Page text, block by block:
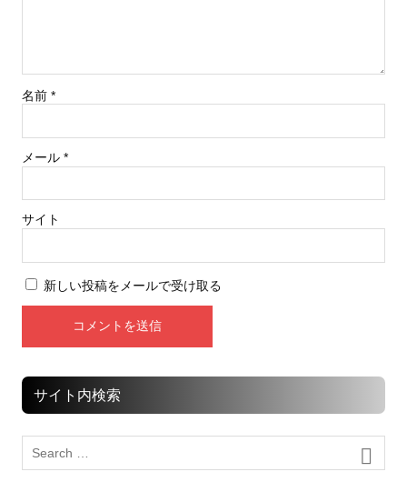
名前 *
メール *
サイト
新しい投稿をメールで受け取る
サイト内検索